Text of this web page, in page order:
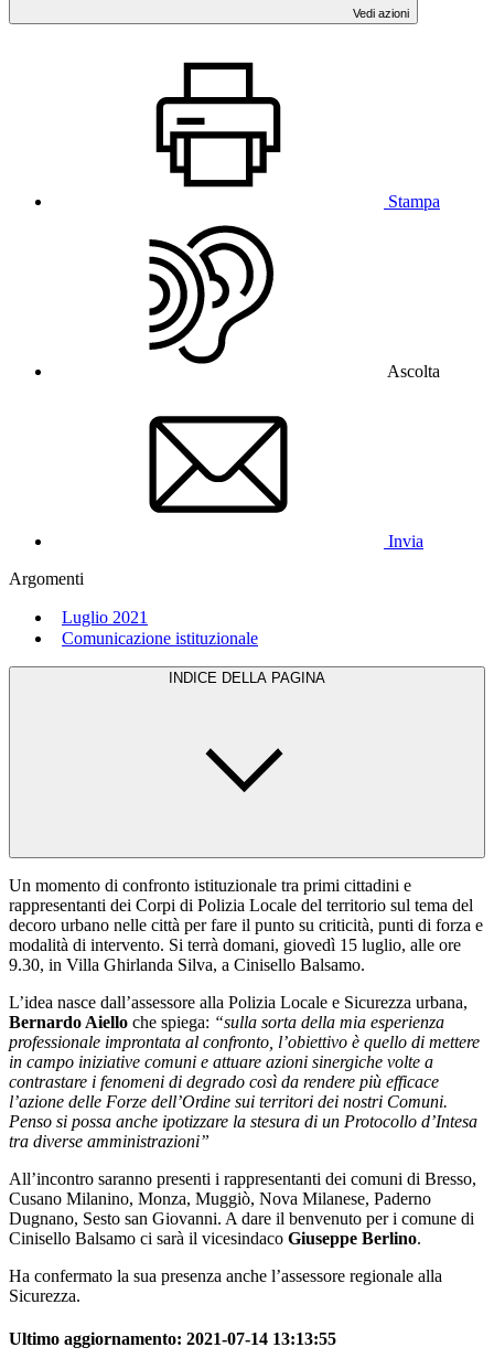
Vedi azioni
Stampa
Ascolta
Invia
Argomenti
Luglio 2021
Comunicazione istituzionale
INDICE DELLA PAGINA
Un momento di confronto istituzionale tra primi cittadini e
rappresentanti dei Corpi di Polizia Locale del territorio sul tema del
decoro urbano nelle città per fare il punto su criticità, punti di forza e
modalità di intervento. Si terrà domani, giovedì 15 luglio, alle ore
9.30, in Villa Ghirlanda Silva, a Cinisello Balsamo.
L’idea nasce dall’assessore alla Polizia Locale e Sicurezza urbana,
Bernardo Aiello che spiega: “sulla sorta della mia esperienza
professionale improntata al confronto, l’obiettivo è quello di mettere
in campo iniziative comuni e attuare azioni sinergiche volte a
contrastare i fenomeni di degrado così da rendere più efficace
l’azione delle Forze dell’Ordine sui territori dei nostri Comuni.
Penso si possa anche ipotizzare la stesura di un Protocollo d’Intesa
tra diverse amministrazioni”
All’incontro saranno presenti i rappresentanti dei comuni di Bresso,
Cusano Milanino, Monza, Muggiò, Nova Milanese, Paderno
Dugnano, Sesto san Giovanni. A dare il benvenuto per i comune di
Cinisello Balsamo ci sarà il vicesindaco Giuseppe Berlino.
Ha confermato la sua presenza anche l’assessore regionale alla
Sicurezza.
Ultimo aggiornamento: 2021-07-14 13:13:55